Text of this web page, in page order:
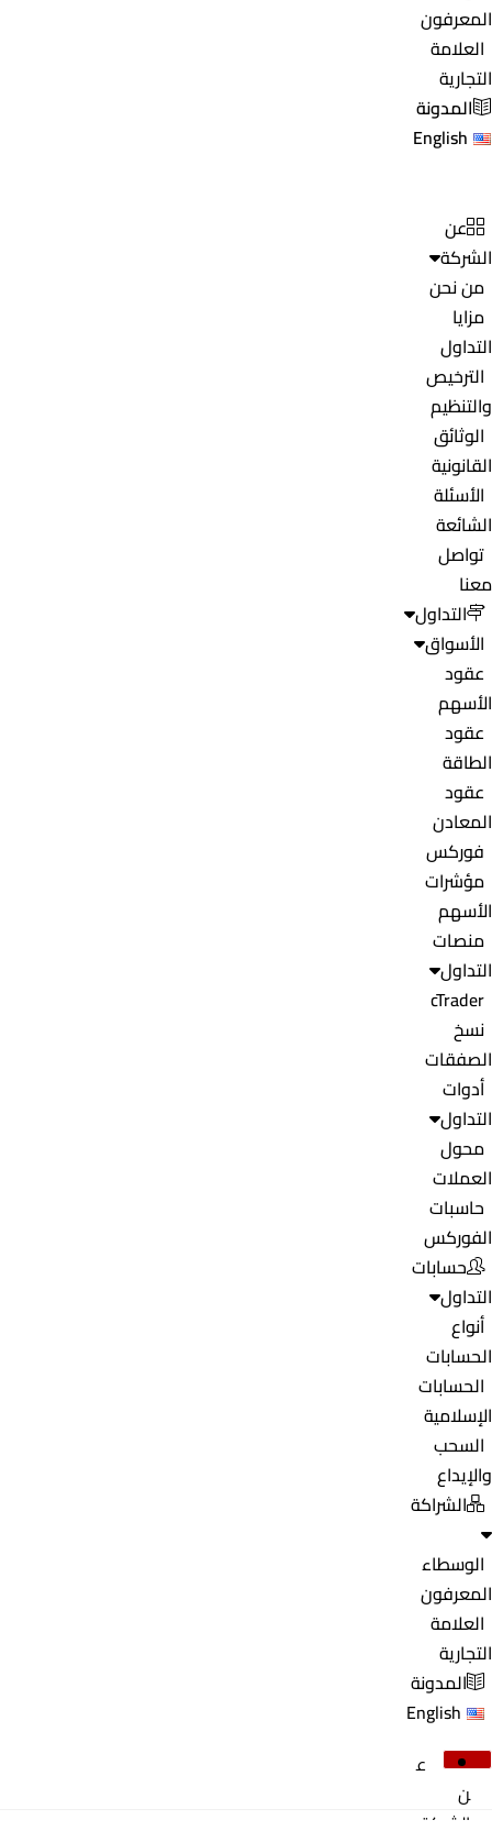
المعرفون
العلامة
التجارية
المدونة
English
عن
الشركة
من نحن
مزايا
التداول
الترخيص
والتنظيم
الوثائق
القانونية
الأسئلة
الشائعة
تواصل
معنا
التداول
الأسواق
عقود
الأسهم
عقود
الطاقة
عقود
المعادن
فوركس
مؤشرات
الأسهم
منصات
التداول
cTrader
نسخ
الصفقات
أدوات
التداول
محول
العملات
حاسبات
الفوركس
حسابات
التداول
أنواع
الحسابات
الحسابات
الإسلامية
السحب
والإيداع
الشراكة
الوسطاء
المعرفون
العلامة
التجارية
المدونة
English
ع
ن
الشركة